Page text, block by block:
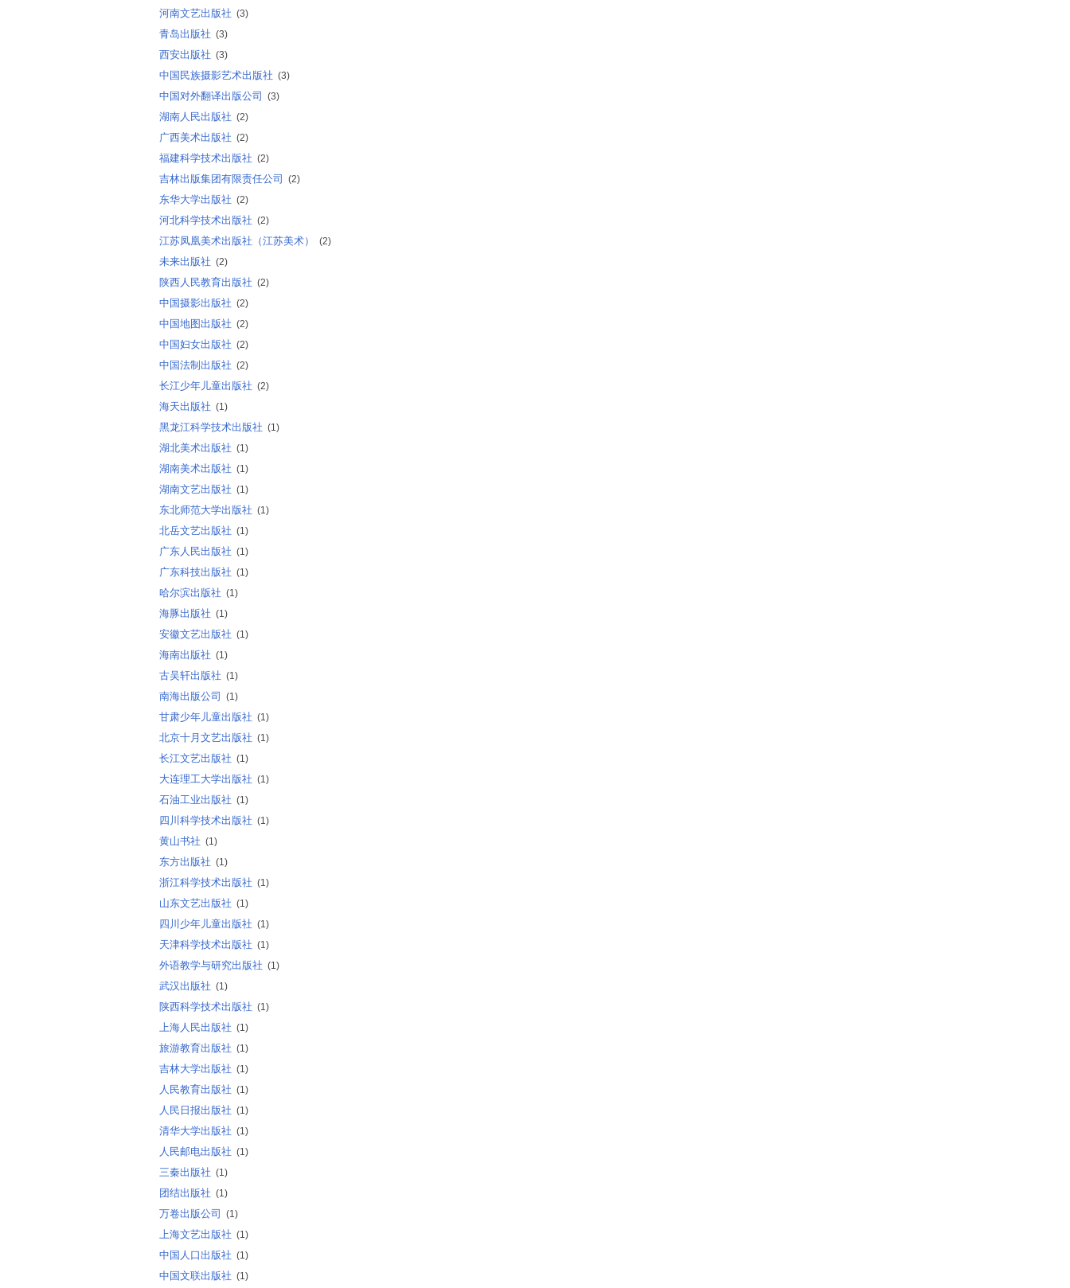
河南文艺出版社 (3)
青岛出版社 (3)
西安出版社 (3)
中国民族摄影艺术出版社 (3)
中国对外翻译出版公司 (3)
湖南人民出版社 (2)
广西美术出版社 (2)
福建科学技术出版社 (2)
吉林出版集团有限责任公司 (2)
东华大学出版社 (2)
河北科学技术出版社 (2)
江苏凤凰美术出版社（江苏美术） (2)
未来出版社 (2)
陕西人民教育出版社 (2)
中国摄影出版社 (2)
中国地图出版社 (2)
中国妇女出版社 (2)
中国法制出版社 (2)
长江少年儿童出版社 (2)
海天出版社 (1)
黑龙江科学技术出版社 (1)
湖北美术出版社 (1)
湖南美术出版社 (1)
湖南文艺出版社 (1)
东北师范大学出版社 (1)
北岳文艺出版社 (1)
广东人民出版社 (1)
广东科技出版社 (1)
哈尔滨出版社 (1)
海豚出版社 (1)
安徽文艺出版社 (1)
海南出版社 (1)
古吴轩出版社 (1)
南海出版公司 (1)
甘肃少年儿童出版社 (1)
北京十月文艺出版社 (1)
长江文艺出版社 (1)
大连理工大学出版社 (1)
石油工业出版社 (1)
四川科学技术出版社 (1)
黄山书社 (1)
东方出版社 (1)
浙江科学技术出版社 (1)
山东文艺出版社 (1)
四川少年儿童出版社 (1)
天津科学技术出版社 (1)
外语教学与研究出版社 (1)
武汉出版社 (1)
陕西科学技术出版社 (1)
上海人民出版社 (1)
旅游教育出版社 (1)
吉林大学出版社 (1)
人民教育出版社 (1)
人民日报出版社 (1)
清华大学出版社 (1)
人民邮电出版社 (1)
三秦出版社 (1)
团结出版社 (1)
万卷出版公司 (1)
上海文艺出版社 (1)
中国人口出版社 (1)
中国文联出版社 (1)